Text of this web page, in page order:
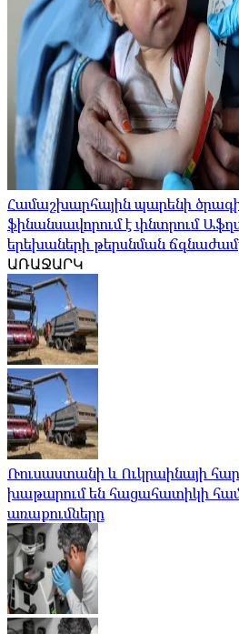
Համաշխարհային պարենի
ֆինանսավորում է փնտրում
երեխաների թերսնման
ԱՌԱՋԱՐԿ
Ռուսաստանի և Ուկրաինայի
խաթարում են հացահատիկի
առաքումները